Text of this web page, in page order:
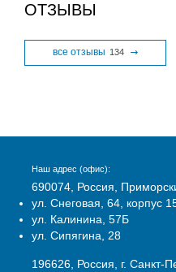
ОТЗЫВЫ
все отзывы 134
Наш адрес (офис):
690074, Россия,
ул. Снеговая, 64, корпус
ул. Калинина, 57Б
ул. Сипягина, 28
196626, Россия, г. Санкт-